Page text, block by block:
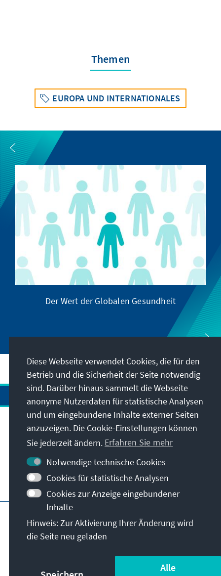
Themen
EUROPA UND INTERNATIONALES
Der Wert der Globalen Gesundheit
Anschrift
Kontakt
Besuchen Sie auch
Hauptseite der KAS
Nutzungsbedingungen
Erklärung zur Barrierefreiheit
© Konrad-Adenauer-Stiftung e.V. 2026
Diese Webseite verwendet Cookies, die für den
Betrieb und die Sicherheit der Seite notwendig
sind. Darüber hinaus sammelt die Webseite
anonyme Nutzerdaten für statistische Analysen
und um eingebundene Inhalte externer Seiten
anzuzeigen. Die Cookie-Einstellungen können
Sie jederzeit ändern. Erfahren Sie mehr
Notwendige technische Cookies
Cookies für statistische Analysen
Cookies zur Anzeige eingebundener
Inhalte
Hinweis: Zur Aktivierung Ihrer Änderung wird
die Seite neu geladen
Alle